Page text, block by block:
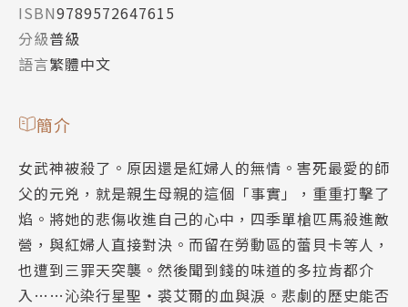
ISBN9789572647615
分級普級
語言繁體中文
簡介
女武神被殺了。原因還是紅婦人的無情。害死最愛的師
父的元兇，就是親生母親的這個「事實」，重重打擊了
焰。將她的悲傷收進自己的心中，四季單槍匹馬殺進敵
營，與紅婦人直接對決。而留在勞動區的蕾貝卡等人，
也遭到三罪天突襲。然後聞到錢的味道的多拉肯都介
入……沁染行星聖‧裘艾爾的血與淚。悲劇的歷史能否